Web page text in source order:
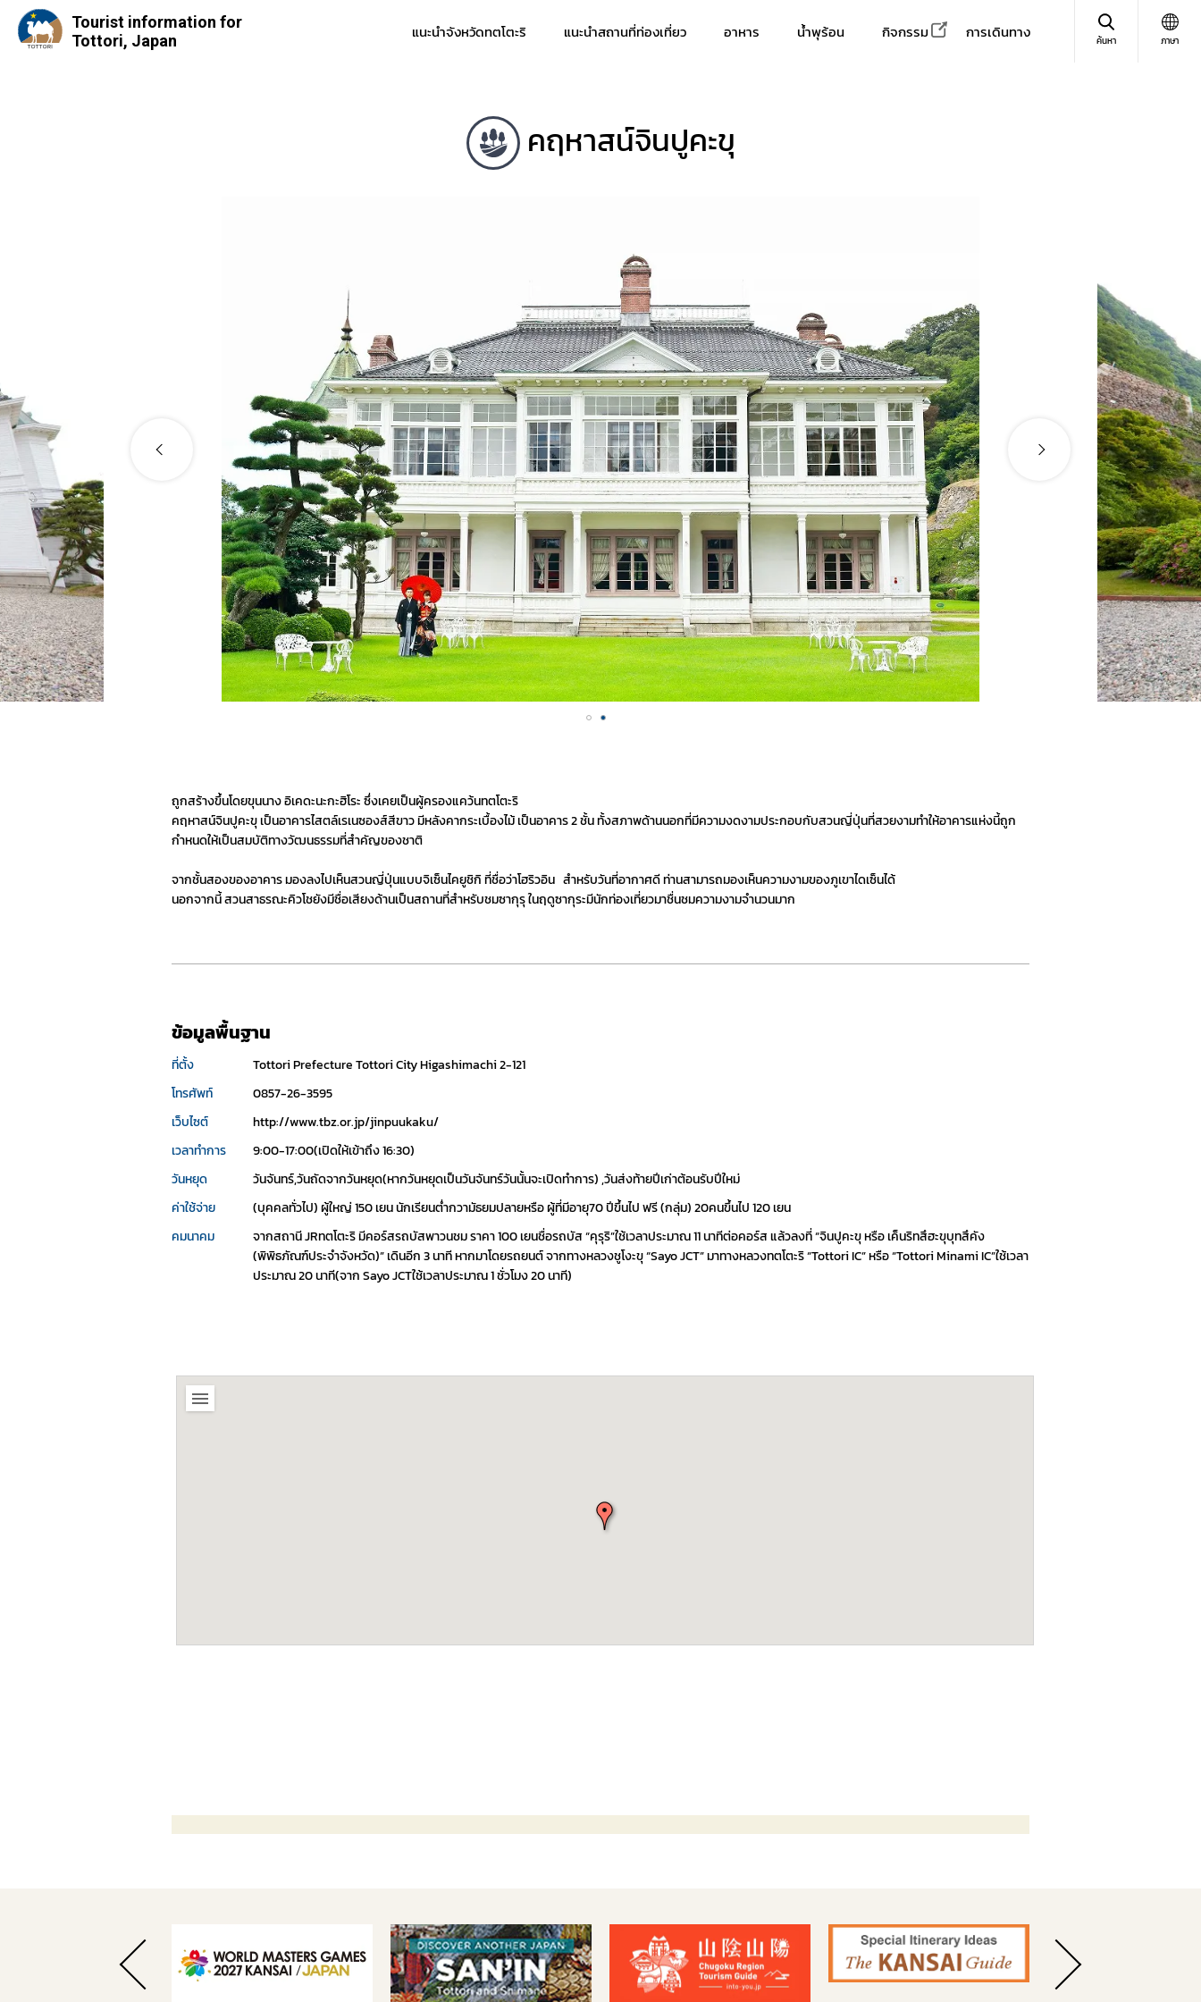
Tourist information for
Tottori, Japan
แนะนำจังหวัดทตโตะริ แนะนำสถานที่ท่องเที่ยว อาหาร น้ำพุร้อน กิจกรรม การเดินทาง ค้นหา ภาษา
คฤหาสน์จินปูคะขุ
ถูกสร้างขึ้นโดยขุนนาง อิเคดะนะกะฮิโระ ซึ่งเคยเป็นผู้ครองแคว้นทตโตะริ
คฤหาสน์จินปูคะขุ เป็นอาคารไสตล์เรเนซองส์สีขาว มีหลังคากระเบื้องไม้ เป็นอาคาร 2 ชั้น ทั้งสภาพด้านนอกที่มีความงดงามประกอบกับสวนญี่ปุ่นที่สวยงามทำให้อาคารแห่งนี้ถูก
กำหนดให้เป็นสมบัติทางวัฒนธรรมที่สำคัญของชาติ
จากชั้นสองของอาคาร มองลงไปเห็นสวนญี่ปุ่นแบบจิเซ็นไคยูชิกิ ที่ชื่อว่าโฮริวอิน สำหรับวันที่อากาศดี ท่านสามารถมองเห็นความงามของภูเขาไดเซ็นได้
นอกจากนี้ สวนสาธรณะคิวโชยังมีชื่อเสียงด้านเป็นสถานที่สำหรับชมซากุรุ ในฤดูซากุระมีนักท่องเที่ยวมาชื่นชมความงามจำนวนมาก
ข้อมูลพื้นฐาน
ที่ตั้ง
Tottori Prefecture Tottori City Higashimachi 2-121
โทรศัพท์
0857-26-3595
เว็บไซต์
http://www.tbz.or.jp/jinpuukaku/
เวลาทำการ
9:00-17:00(เปิดให้เข้าถึง 16:30)
วันหยุด
วันจันทร์,วันถัดจากวันหยุด(หากวันหยุดเป็นวันจันทร์วันนั้นจะเปิดทำการ) ,วันส่งท้ายปีเก่าต้อนรับปีใหม่
ค่าใช้จ่าย
(บุคคลทั่วไป) ผู้ใหญ่ 150 เยน นักเรียนต่ำกวามัธยมปลายหรือ ผู้ที่มีอายุ70 ปีขึ้นไป ฟรี (กลุ่ม) 20คนขึ้นไป 120 เยน
คมนาคม
จากสถานี JRทตโตะริ มีคอร์สรถบัสพาวนชม ราคา 100 เยนชื่อรถบัส “คุรุริ”ใช้เวลาประมาณ 11 นาทีต่อคอร์ส แล้วลงที่ “จินปูคะขุ หรือ เค็นริทสึฮะขุบุทสึคัง
(พิพิธภัณฑ์ประจำจังหวัด)” เดินอีก 3 นาที หากมาโดยรถยนต์ จากทางหลวงชูโงะขุ “Sayo JCT” มาทางหลวงทตโตะริ “Tottori IC” หรือ “Tottori Minami IC”ใช้เวลา
ประมาณ 20 นาที(จาก Sayo JCTใช้เวลาประมาณ 1 ชั่วโมง 20 นาที)